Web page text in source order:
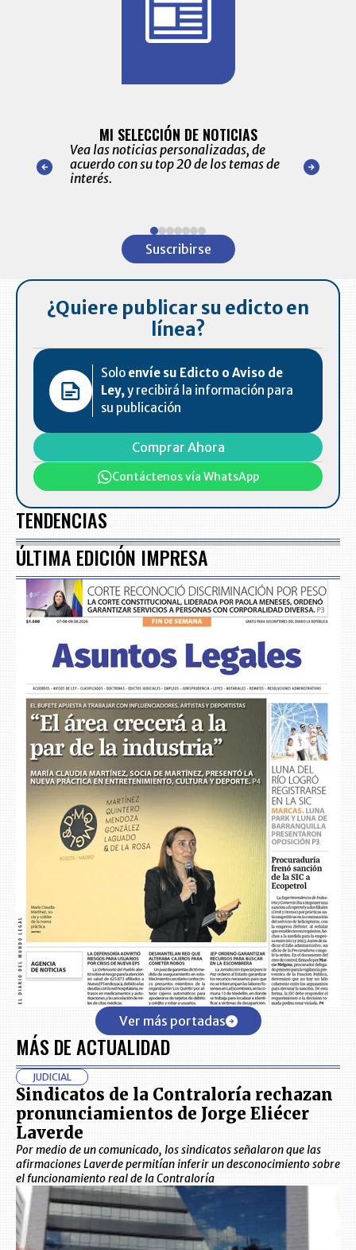
nuestro
para
MI SELECCIÓN DE NOTICIAS
Vea las noticias personalizadas, de
acuerdo con su top 20 de los temas de
interés.
de las
Suscribirse
¿Quiere publicar su edicto en
línea?
Solo envíe su Edicto o Aviso de
Ley,y recibirá la información para
su publicación
Comprar Ahora
Contáctenos vía WhatsApp
TENDENCIAS
ÚLTIMA EDICIÓN IMPRESA
Ver más portadas
MÁS DE ACTUALIDAD
JUDICIAL
Sindicatos de la Contraloría rechazan
pronunciamientos de Jorge Eliécer
Laverde
Por medio de un comunicado, los sindicatos señalaron que las
afirmaciones Laverde permitían inferir un desconocimiento sobre
el funcionamiento real de la Contraloría